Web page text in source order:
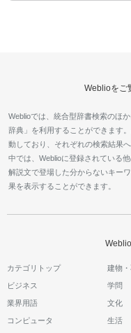
Weblioをご
Weblioでは、統合型辞書検索のほ
辞典」を利用することができます
動しており、それぞれの検索結果
中では、Weblioに登録されている
解説文で登場した分からないキー
果を表示することができます。
カテゴリトップ 建物
ビジネス 学問
業界用語 文化
コンピュータ 生活